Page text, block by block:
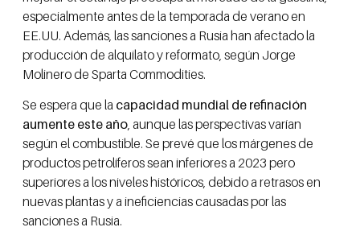
especialmente antes de la temporada de verano en
EE.UU. Además, las sanciones a Rusia han afectado la
producción de alquilato y reformato, según Jorge
Molinero de Sparta Commodities.
Se espera que la capacidad mundial de refinación
aumente este año, aunque las perspectivas varían
según el combustible. Se prevé que los márgenes de
productos petrolíferos sean inferiores a 2023 pero
superiores a los niveles históricos, debido a retrasos en
nuevas plantas y a ineficiencias causadas por las
sanciones a Rusia.